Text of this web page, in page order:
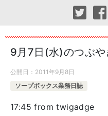
9月7日(水)のつぶや
公開日： 2011年9月8日
ソープボックス業務日誌
17:45 from twigadge